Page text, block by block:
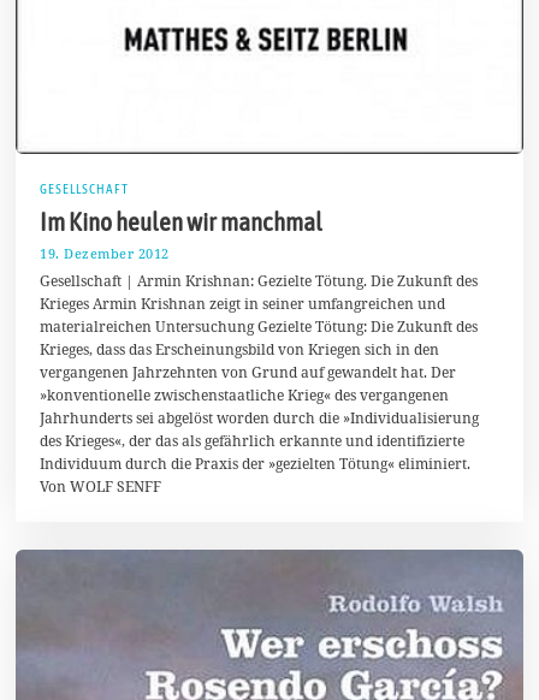
GESELLSCHAFT
Im Kino heulen wir manchmal
19. Dezember 2012
7
.
M
ä
r
2
0
1
4
Gesellschaft | Armin Krishnan: Gezielte Tötung. Die Zukunft des
Krieges Armin Krishnan zeigt in seiner umfangreichen und
materialreichen Untersuchung Gezielte Tötung: Die Zukunft des
Krieges, dass das Erscheinungsbild von Kriegen sich in den
vergangenen Jahrzehnten von Grund auf gewandelt hat. Der
»konventionelle zwischenstaatliche Krieg« des vergangenen
Jahrhunderts sei abgelöst worden durch die »Individualisierung
des Krieges«, der das als gefährlich erkannte und identifizierte
Individuum durch die Praxis der »gezielten Tötung« eliminiert.
Von WOLF SENFF